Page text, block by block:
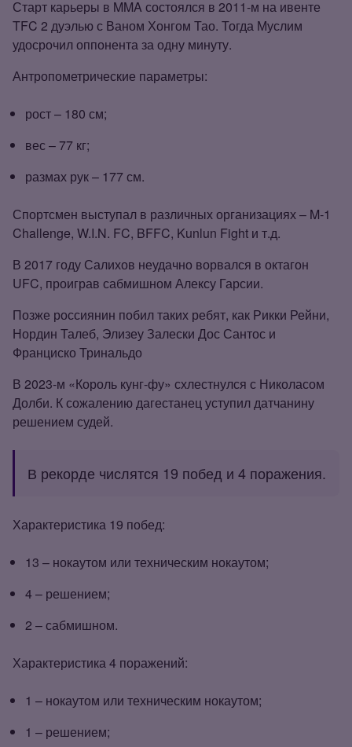
Старт карьеры в MMA состоялся в 2011‑м на ивенте
TFC 2 дуэлью с Ваном Хонгом Тао. Тогда Муслим
удосрочил оппонента за одну минуту.
Антропометрические параметры:
рост – 180 см;
вес – 77 кг;
размах рук – 177 см.
Спортсмен выступал в различных организациях – M‑1
Challenge, W.I.N. FC, BFFC, Kunlun Fight и т.д.
В 2017 году Салихов неудачно ворвался в октагон
UFC, проиграв сабмишном Алексу Гарсии.
Позже россиянин побил таких ребят, как Рикки Рейни,
Нордин Талеб, Элизеу Залески Дос Сантос и
Франциско Тринальдо
В 2023‑м «Король кунг‑фу» схлестнулся с Николасом
Долби. К сожалению дагестанец уступил датчанину
решением судей.
В рекорде числятся 19 побед и 4 поражения.
Характеристика 19 побед:
13 – нокаутом или техническим нокаутом;
4 – решением;
2 – сабмишном.
Характеристика 4 поражений:
1 – нокаутом или техническим нокаутом;
1 – решением;